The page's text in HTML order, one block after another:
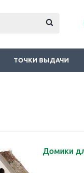
ТОЧКИ ВЫДАЧИ
Домики